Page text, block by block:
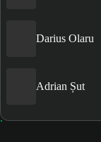
Darius Olaru
Adrian Șut